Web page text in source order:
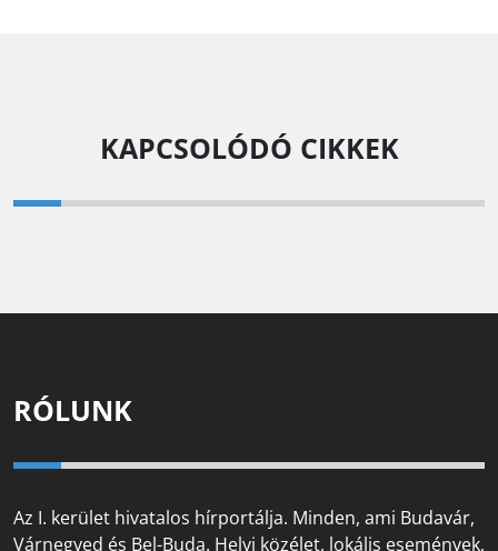
KAPCSOLÓDÓ CIKKEK
RÓLUNK
Az I. kerület hivatalos hírportálja. Minden, ami Budavár,
Várnegyed és Bel-Buda. Helyi közélet, lokális események,